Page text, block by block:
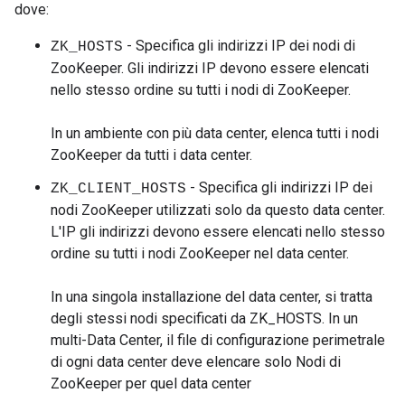
dove:
ZK_HOSTS - Specifica gli indirizzi IP dei nodi di
ZooKeeper. Gli indirizzi IP devono essere elencati
nello stesso ordine su tutti i nodi di ZooKeeper.
In un ambiente con più data center, elenca tutti i nodi
ZooKeeper da tutti i data center.
ZK_CLIENT_HOSTS - Specifica gli indirizzi IP dei
nodi ZooKeeper utilizzati solo da questo data center.
L'IP gli indirizzi devono essere elencati nello stesso
ordine su tutti i nodi ZooKeeper nel data center.
In una singola installazione del data center, si tratta
degli stessi nodi specificati da ZK_HOSTS. In un
multi-Data Center, il file di configurazione perimetrale
di ogni data center deve elencare solo Nodi di
ZooKeeper per quel data center